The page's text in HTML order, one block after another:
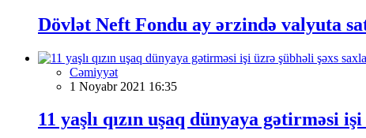
Dövlət Neft Fondu ay ərzində valyuta
Cəmiyyət
1 Noyabr 2021 16:35
11 yaşlı qızın uşaq dünyaya gətirməsi